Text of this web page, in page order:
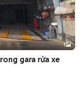
1
gara rửa xe